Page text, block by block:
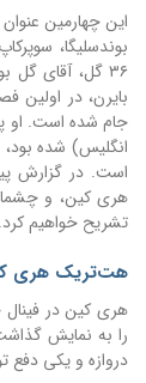
این چهارمین
بوندسلیگا،
۳۶ گل، آقای
بایرن، در
جام شده است. او
انگلیس) شده بود،
است. در گزارش
هری کین، و
تشریح خواهیم کرد.
هت‌تریک هری
هری کین در
را به نمایش
دروازه و یکی دفع